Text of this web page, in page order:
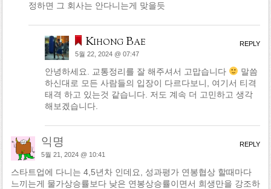
정하면 그 회사는 안다니는게 맞을듯
Kihong Bae
5월 22, 2024 @ 07:47
안녕하세요. 교통정리를 잘 해주셔서 고맙습니다
말씀
하신대로 모든 사람들의 입장이 다르다보니, 여기서 티격
태격 하고 있는것 같습니다. 저도 계속 더 고민하고 생각
해보겠습니다.
REPLY
익명
5월 21, 2024 @ 10:41
스타트업에 다니는 4,5년차 인데요, 성과평가 연봉협상 할때마다
느끼는게 물가상승률보다 낮은 연봉상승률이면서 희생만을 강조하
REPLY